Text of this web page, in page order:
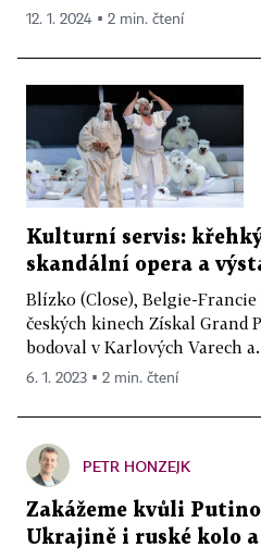
12. 1. 2024 ▪ 2 min. čtení
Kulturní servis:
skandální opera a
Blízko (Close), Belgie-Francie
českých kinech Získal Grand
bodoval v Karlových Varech
6. 1. 2023 ▪ 2 min. čtení
PETR HONZEJK
Zakážeme kvůli
Ukrajině i ruské kolo a